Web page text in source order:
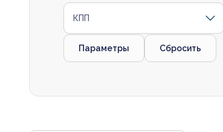
КПП
Параметры Сбросить